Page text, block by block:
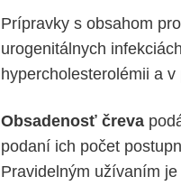
Prípravky s obsahom
urogenitálnych
hypercholesterolémii a
Obsadenosť čreva
podaní ich počet
Pravidelným užívaním